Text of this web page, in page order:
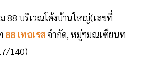
88 บริเวณโค้งบ้านใหญ่(เลขที่
88 เทอเรส จำกัด, หมู่ฯมณเฑียนท
140)